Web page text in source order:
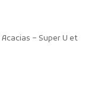
– Super U et